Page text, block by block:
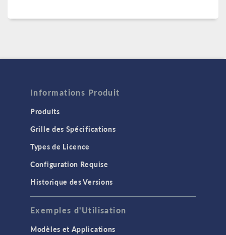
Informations Produit
Produits
Grille des Spécifications
Types de Licence
Configuration Requise
Historique des Versions
Exemples d'Utilisation
Modèles et Applications